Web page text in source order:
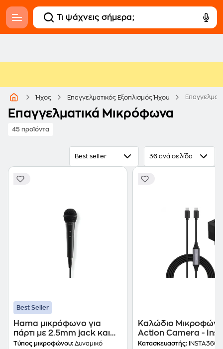
Ήχος Επαγγελματικός Εξοπλισμός Ήχου
Επαγγελματικά Μικρόφωνα
45 προϊόντα
Best seller 36 ανά σελίδα
Best Seller
Hama μικρόφωνο για
πάρτι με 2.5mm jack και
6.35mm αντάπτορα -
Τύπος μικροφώνου: Δυναμικό
Καλώδιο
Action Camera -
Wave Mic Cable
Κατασκευαστής: INSTA360